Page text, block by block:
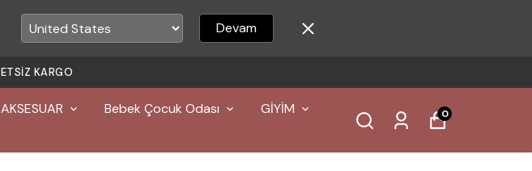
Devam
500 TL ÜZERI ÜCRETSIZ KARGO
AKSESUAR Bebek Çocuk Odası
GİYİM
0